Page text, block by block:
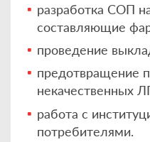
разработка СОП
составляющие
проведение
предотвращение
некачественных
работа с
потребителями.